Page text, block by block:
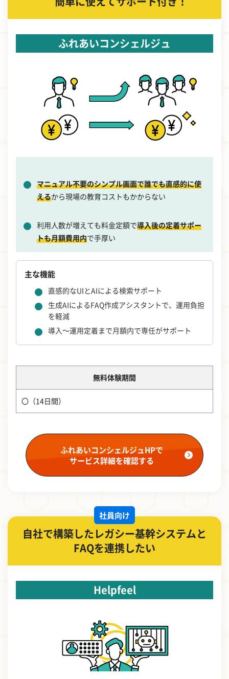
ふれあいコンシェルジュ
マニュアル不要のシンプル画面で誰でも直感的に使
えるから現場の教育コストもかからない
利用人数が増えても料金定額で導入後の定着サポー
トも月額費用内で手厚い
主な機能
直感的なUIとAIによる検索サポート
生成AIによるFAQ作成アシスタントで、運用負担
を軽減
導入～運用定着まで月額内で専任がサポート
無料体験期間
〇（14日間）
ふれあいコンシェルジュHPで
サービス詳細を確認する
社員向け
自社で構築したレガシー基幹システムと
FAQを連携したい
Helpfeel